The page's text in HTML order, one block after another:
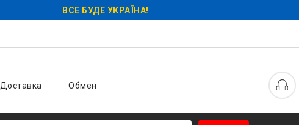
ВСЕ БУДЕ УКРАЇНА!
Доставка Обмен